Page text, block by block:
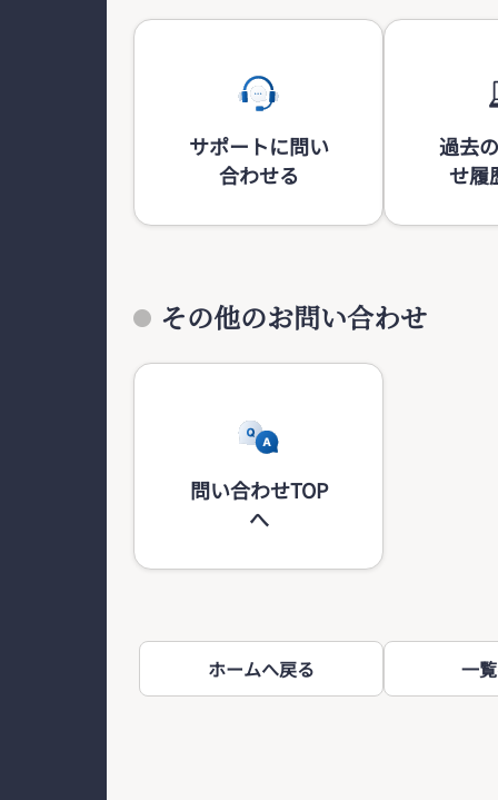
サポートに問い
合わせる
過去
せ履
その他のお問い合わせ
問い合わせTOP
へ
ホームへ戻る 一